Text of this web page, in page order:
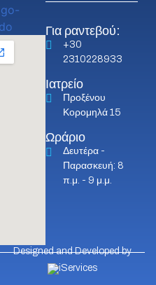
Για ραντεβού:
+30
2310228933
Ιατρείο
Προξένου
Κορομηλά 15
Ωράριο
Δευτέρα -
Παρασκευή: 8
π.μ. - 9 μ.μ.
Designed and Developed by